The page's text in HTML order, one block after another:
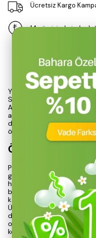
Ücretsiz Kargo
14 gün içinde iade
Yolda lastiğinizin
Spreyi 400ML, acil
Automix markası
araçta kullanılabilen pratik
derece basit olan bu
özellikleri barındırmaktadır.
Özellikler ve
Premium Lastik Tamir
güvenle onarmanıza
hafif ticari araçlar için
bile güvenli bir yolculuk
kaldırarak, sizi en yakın
Ürünün formülasyonu,
dayanıklılığını da artırır.
onararak, zaman kaybını
kesintisiz sürdürmenizi